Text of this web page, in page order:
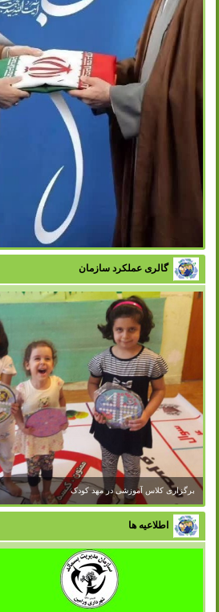
گالری عملکرد سازمان
برگزاری کلاس آموزشی در مهد کودک
اطلاعیه ها